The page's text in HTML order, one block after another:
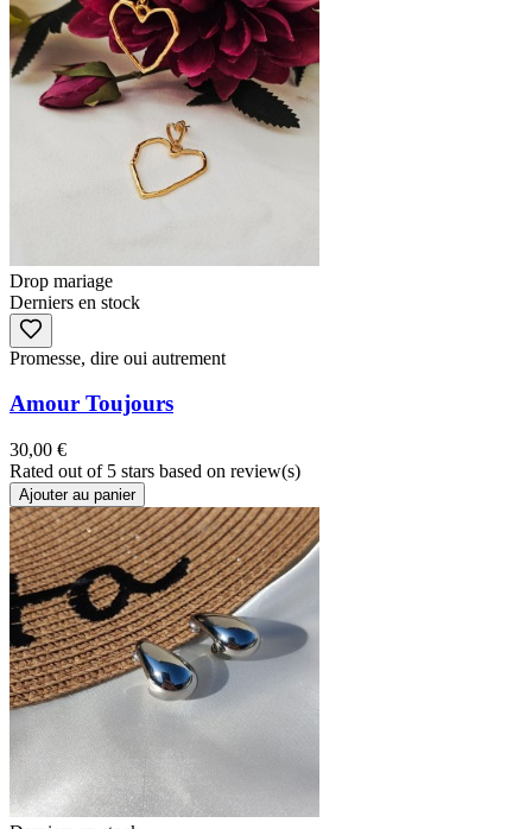
Drop mariage
Derniers en stock
Promesse, dire oui autrement
Amour Toujours
30,00 €
Rated out of 5 stars based on review(s)
Ajouter au panier